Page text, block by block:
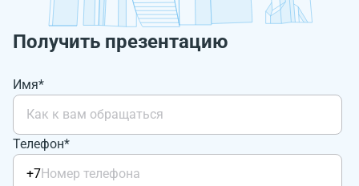
Получить презентацию
Имя*
Телефон*
+7